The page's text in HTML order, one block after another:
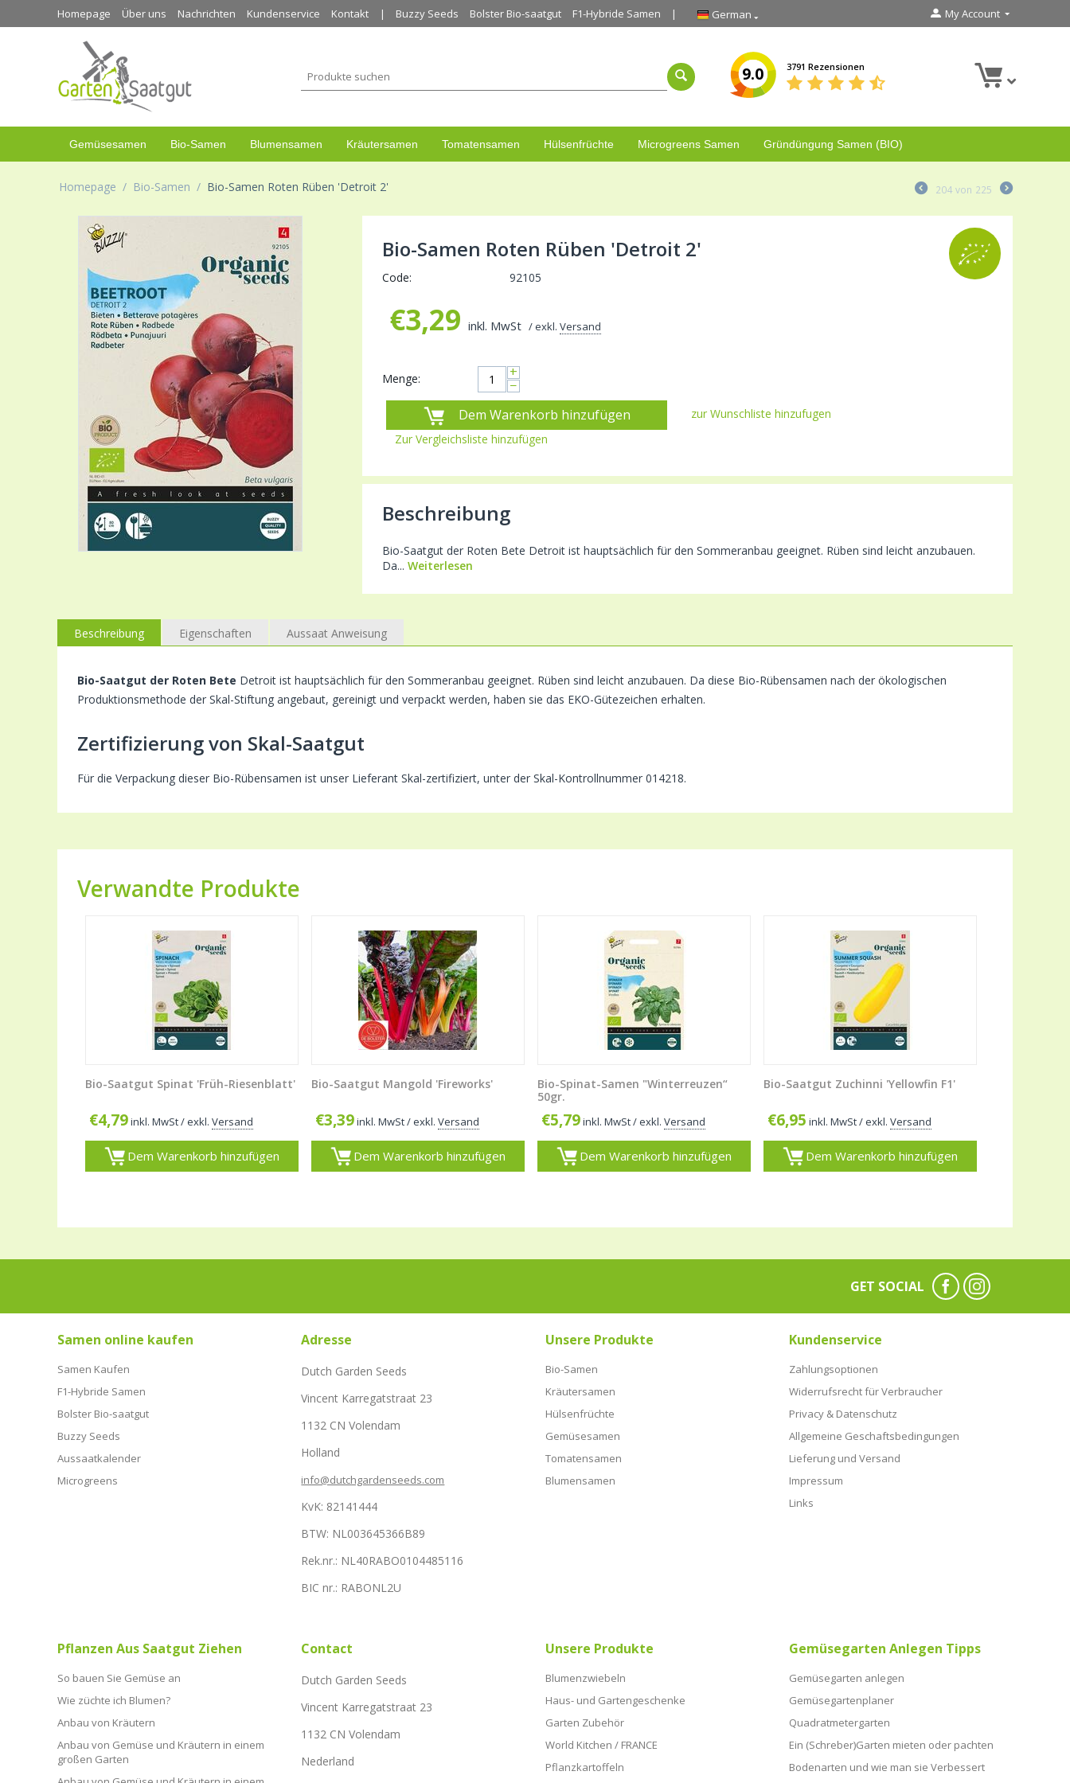
Homepage Über uns Nachrichten Kundenservice Kontakt Buzzy Seeds Bolster Bio-saatgut F1-Hybride Samen German My Account
9.0 3791 Rezensionen
Gemüsesamen Bio-Samen Blumensamen Kräutersamen Tomatensamen Hülsenfrüchte Microgreens Samen Gründüngung Samen (BIO)
Homepage / Bio-Samen / Bio-Samen Roten Rüben 'Detroit 2' 204 von 225
Bio-Samen Roten Rüben 'Detroit 2'
Code: 92105
€3,29 inkl. MwSt / exkl. Versand
Menge: +
−
Dem Warenkorb hinzufügen
zur Wunschliste hinzufugen
Zur Vergleichsliste hinzufügen
Beschreibung
Bio-Saatgut der Roten Bete Detroit ist hauptsächlich für den Sommeranbau geeignet. Rüben sind leicht anzubauen.
Da... Weiterlesen
Beschreibung Eigenschaften Aussaat Anweisung
Bio-Saatgut der Roten Bete Detroit ist hauptsächlich für den Sommeranbau geeignet. Rüben sind leicht anzubauen. Da diese Bio-Rübensamen nach der ökologischen
Produktionsmethode der Skal-Stiftung angebaut, gereinigt und verpackt werden, haben sie das EKO-Gütezeichen erhalten.
Zertifizierung von Skal-Saatgut
Für die Verpackung dieser Bio-Rübensamen ist unser Lieferant Skal-zertifiziert, unter der Skal-Kontrollnummer 014218.
Verwandte Produkte
Bio-Saatgut Spinat 'Früh-Riesenblatt'
€4,79inkl. MwSt/ exkl. Versand
Dem Warenkorb hinzufügen
Bio-Saatgut Mangold 'Fireworks'
€3,39inkl. MwSt/ exkl. Versand
Dem Warenkorb hinzufügen
Bio-Spinat-Samen "Winterreuzen“
50gr.
€5,79inkl. MwSt/ exkl. Versand
Dem Warenkorb hinzufügen
Bio-Saatgut Zuchinni 'Yellowfin F1'
€6,95 inkl. MwSt/ exkl. Versand
Dem Warenkorb hinzufügen
GET SOCIAL
Samen online kaufen
Samen Kaufen
F1-Hybride Samen
Bolster Bio-saatgut
Buzzy Seeds
Aussaatkalender
Microgreens
Adresse
Dutch Garden Seeds
Vincent Karregatstraat 23
1132 CN Volendam
Holland
info@dutchgardenseeds.com
KvK: 82141444
BTW: NL003645366B89
Rek.nr.: NL40RABO0104485116
BIC nr.: RABONL2U
Unsere Produkte
Bio-Samen
Kräutersamen
Hülsenfrüchte
Gemüsesamen
Tomatensamen
Blumensamen
Kundenservice
Zahlungsoptionen
Widerrufsrecht für Verbraucher
Privacy & Datenschutz
Allgemeine Geschaftsbedingungen
Lieferung und Versand
Impressum
Links
Pflanzen Aus Saatgut Ziehen
So bauen Sie Gemüse an
Wie züchte ich Blumen?
Anbau von Kräutern
Anbau von Gemüse und Kräutern in einem
großen Garten
Contact
Dutch Garden Seeds
Vincent Karregatstraat 23
1132 CN Volendam
Nederland
Unsere Produkte
Blumenzwiebeln
Haus- und Gartengeschenke
Garten Zubehör
World Kitchen / FRANCE
Pflanzkartoffeln
Gemüsegarten Anlegen Tipps
Gemüsegarten anlegen
Gemüsegartenplaner
Quadratmetergarten
Ein (Schreber)Garten mieten oder pachten
Bodenarten und wie man sie Verbessert